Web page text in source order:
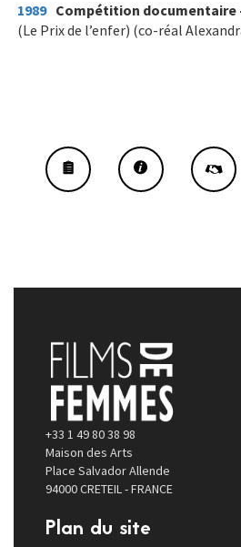
1989 Compétition documentaire
(Le Prix de l’enfer) (co-réal
+33 1 49 80 38 98
Maison des Arts
Place Salvador Allende
94000 CRETEIL - FRANCE
Plan du site